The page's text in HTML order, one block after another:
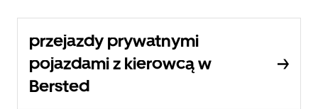
przejazdy prywatnymi
pojazdami z kierowcą w
Bersted